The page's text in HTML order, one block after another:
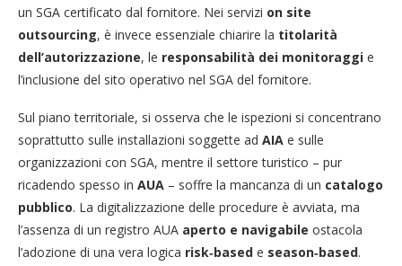
un SGA certificato dal fornitore. Nei servizi on site
outsourcing, è invece essenziale chiarire la titolarità
dell’autorizzazione, le responsabilità dei monitoraggi e
l’inclusione del sito operativo nel SGA del fornitore.
Sul piano territoriale, si osserva che le ispezioni si concentrano
soprattutto sulle installazioni soggette ad AIA e sulle
organizzazioni con SGA, mentre il settore turistico – pur
ricadendo spesso in AUA – soffre la mancanza di un catalogo
pubblico. La digitalizzazione delle procedure è avviata, ma
l’assenza di un registro AUA aperto e navigabile ostacola
l’adozione di una vera logica risk‑based e season‑based.